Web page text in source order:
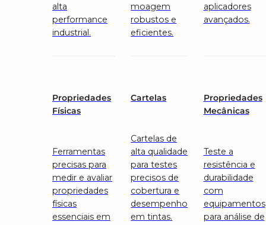
alta
performance
industrial.
moagem
robustos e
eficientes.
aplicadores
avançados.
Propriedades
Físicas
Ferramentas
precisas para
medir e avaliar
propriedades
físicas
essenciais em
Cartelas
Cartelas de
alta qualidade
para testes
precisos de
cobertura e
desempenho
em tintas.
Propriedades
Mecânicas
Teste a
resistência e
durabilidade
com
equipamentos
para análise de